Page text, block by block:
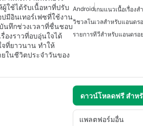
ใช้ได้รับเนื้อหาที่ปรับ
มีอินเทอร์เฟซที่ใช้งาน
นทึกช่วงเวลาที่ชื่นชอบ
องราวที่อบอุ่นใจได้
จที่ยาวนาน ทำให้
ยในชีวิตประจำวันของ
Androidเกมแนวเนื้อเรื่อง
วิชวลโนเวลสำหรับแอนดร
รายการทีวีสำหรับแอนดรอ
ดาวน์โหลดฟรี สำห
แพลตฟอร์มอื่น